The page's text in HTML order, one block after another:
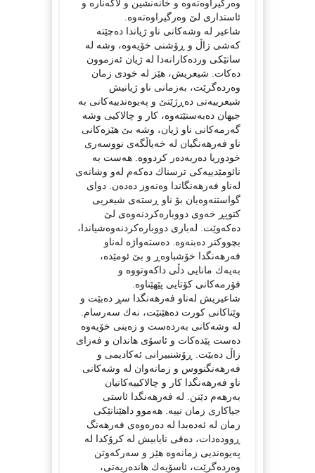
وەرگیراوەتەوە و خانەنشین و لاكەنارە و
ئاستداری لێ وەرگیراوەتەوە.
شاعیر لە وشەكانی ناو ژیاندا دەچێتە
كەشی زاڵ و ڕۆشنی خۆیەوە، وشە لە
ساتێكی وردەكارانەدا لە ژیان ئەزموون
دەكات. شیعریش، هێز لە خودی زمان
وەردەگرێت، بەزمانی ناو ژیانیش
شیعرییەتی دەڕژێتێ و پەیوەندییەكانی بە
جیهان دەبەستێتەوە، كار و چالاكیی وشە
گەرمەكانی ناو ژیان، وشە بێ هێزەكانی
ناو فەرهەنگیان لە خەیاڵگەی نووسەری
خودوریا دەربەدەر كردووە. هەست بە
نائومێدییەكی ترسناك دەكەم لەو وشانەی
لەناو فەرهەنگاندا وەنەوز دەدەن. دوای
گواستنەوەیان بۆ ناو ڕستەی شیعریی
كتوپڕ خەوی دووبارەكردنەوەی لێ
دەكەوێت. لەباری دووبارەكردنەوەشیاندا،
بچووكتر دەبنەوە. دەستەواژە لەناو
فەرهەنگدا خۆشباوەڕ و بێ ئومێدە،
بەیەك مانایی دڵی داكەوتووە و
فۆرمەكانی كۆتایی پێهێناوە.
شاعیریش لەناو فەرهەنگدا سڕ دەبێت و
وێناكانی كورت دەهێنێت، نەك سەرسام.
لە وشەكانی بەردەست و زەینی خۆیەوە
دەست پێدەكات و ئاسۆی هاندان و فەزای
زاڵ دەبێت. ڕۆشنبیرانی ئەكادیمی و
فەرهەنگنووس و زمانەوان لە وشەكانی
ناو فەرهەنگدا كار و چالاكییەكانیان
بەرهەم دێنن. لە فەرهەنگدا ئاستی
جیاكاری زمان نییە. هەموو داهێنانێكی
زمان لە ئەدەبدا لە دەرەوەی فەرهەنگ
ڕوودەدات، دەقی نایابیش لە كرۆكدا لە
پەیوەندیی زمانەوە هێز و سەركەوتن
وەردەگرێت، ئاسۆیەك هاندەریەتی،